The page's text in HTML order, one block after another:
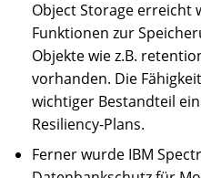
Object Storage erreicht
Funktionen zur
Objekte wie z.B.
vorhanden. Die
wichtiger Bestandteil
Resiliency-Plans.
Ferner wurde IBM